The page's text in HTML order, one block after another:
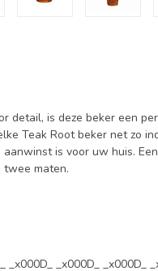
detail, is deze beker een
Teak Root beker net zo
is voor uw huis.
twee maten.
_x000D_ _x000D_ _x000D_